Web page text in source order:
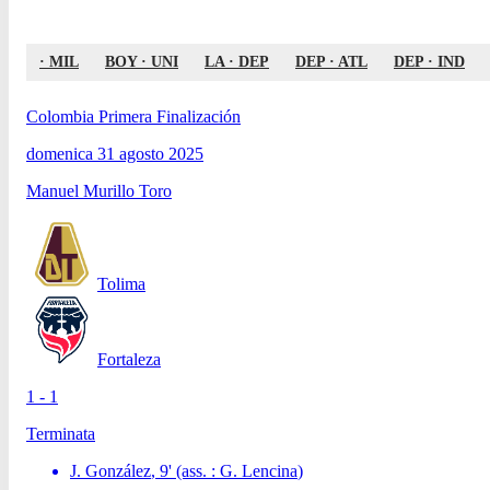
· MIL BOY· UNI LA · DEP DEP · ATL DEP · IND
Colombia Primera Finalización
domenica 31 agosto 2025
Manuel Murillo Toro
Tolima
Fortaleza
1 - 1
Terminata
J. González, 9' (ass. : G. Lencina)